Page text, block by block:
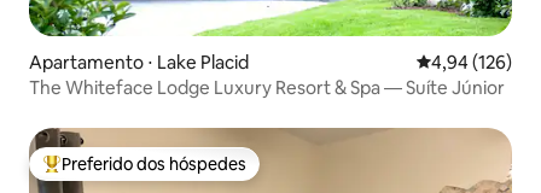
Apartamento ⋅ Lake Placid 4,94 de uma
4,94 (126)
The Whiteface Lodge Luxury Resort & Spa — Suíte Júnior
Entre os melhores preferidos dos hóspedes
Preferido dos hóspedes